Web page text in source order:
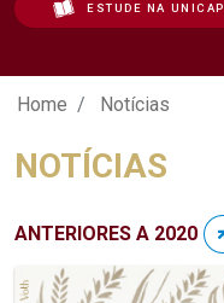
ESTUDE NA UNICAP
Notícias - Unicap
Home Notícias
NOTÍCIAS
ANTERIORES A 2020